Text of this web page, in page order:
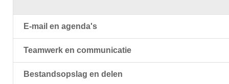
E-mail en agenda's
Teamwerk en communicatie
Bestandsopslag en delen